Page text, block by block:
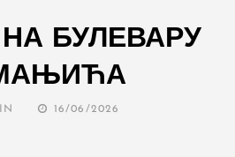
БУЛЕВАРУ
POSTED
16/06/2026